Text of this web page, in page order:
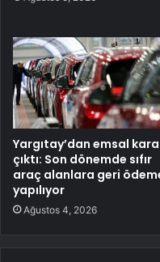
Yargıtay’dan emsal
çıktı: Son dönemde sıfır
araç alanlara geri
yapılıyor
Ağustos 4, 2026